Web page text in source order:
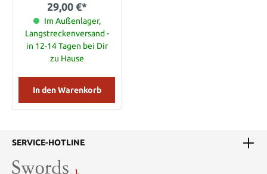
wasserechtem Grilamid.
Im Göffel versteckt
befindet sich eine 6,4 cm
lange Klinge aus Grilamid
mit scharfen Zahnungen,
so dass Sie unterwegs
können. Dieses
praktische Esswerkzeug
andere Outdoor-
Werkzeuge: 3 Länge: 17,5
cm Klingenlänge: 6,4 cm
29,00 €*
Im Außenlager,
Langstreckenversand -
in 12-14 Tagen bei Dir
zu Hause
In den Warenkorb
SERVICE-HOTLINE